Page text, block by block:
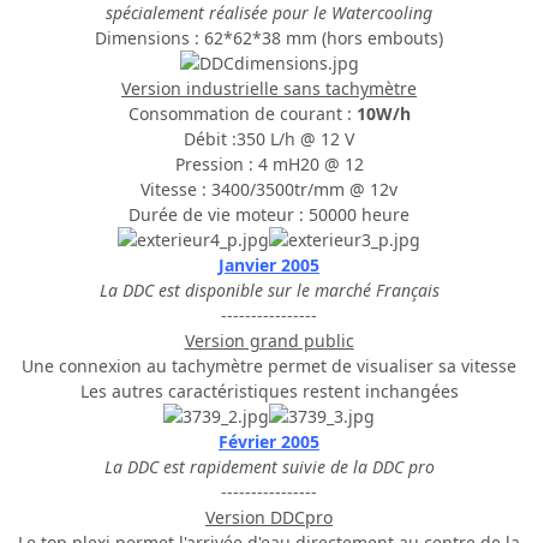
spécialement réalisée pour le Watercooling
Dimensions : 62*62*38 mm (hors embouts)
Version industrielle sans tachymètre
Consommation de courant : 10W/h
Débit :350 L/h @ 12 V
Pression : 4 mH20 @ 12
Vitesse : 3400/3500tr/mm @ 12v
Durée de vie moteur : 50000 heure
Janvier 2005
La DDC est disponible sur le marché Français
----------------
Version grand public
Une connexion au tachymètre permet de visualiser sa vitesse
Les autres caractéristiques restent inchangées
Février 2005
La DDC est rapidement suivie de la DDC pro
----------------
Version DDCpro